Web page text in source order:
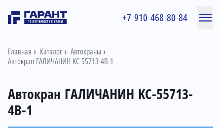
+7 910 468 80 84
Главная Каталог
Автокраны
Автокран ГАЛИЧАНИН KC-55713-4В-1
Автокран ГАЛИЧАНИН KC-55713-
4В-1